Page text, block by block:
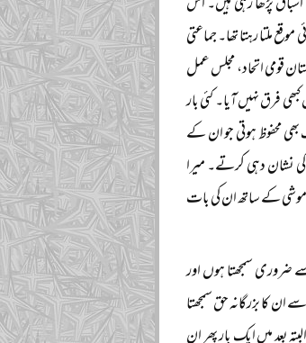
ملتا رہتا تھا۔ جماعتی
قومی اتحاد، مجلس عمل
فرق نہیں آیا۔ کئی بار
بھی محفوظ ہوتی جو ان کے
نشان دہی کرتے۔ میرا
کے ساتھ ان کی بات
ضروری سمجھتا ہوں اور
کا بزرگانہ حق سمجھتا